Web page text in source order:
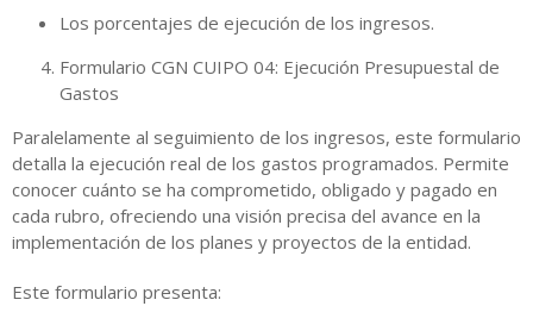
Los porcentajes de ejecución de los ingresos.
Formulario CGN CUIPO 04: Ejecución Presupuestal de
Gastos
Paralelamente al seguimiento de los ingresos, este formulario
detalla la ejecución real de los gastos programados. Permite
conocer cuánto se ha comprometido, obligado y pagado en
cada rubro, ofreciendo una visión precisa del avance en la
implementación de los planes y proyectos de la entidad.
Este formulario presenta: